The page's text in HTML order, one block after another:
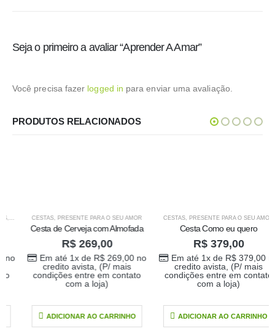
Seja o primeiro a avaliar “Aprender A Amar”
Você precisa fazer logged in para enviar uma avaliação.
PRODUTOS RELACIONADOS
,PRESENTE PARA O SEU AMOR,PRODUTOS HOME 1
CESTAS,PRESENTE PARA O SEU AMOR
Cesta de Cerveja com Almofada
269,00
Em até 1x deR$269,00no
credito avista, (P/ mais
condições entre em contato
com a loja)
ADICIONAR AO CARRINHO
CESTAS,PRESENTE PARA O SEU AMOR
Cesta Como eu quero
379,00
Em até 1x deR$379,00no
credito avista, (P/ mais
condições entre em contato
com a loja)
ADICIONAR AO CARRINHO